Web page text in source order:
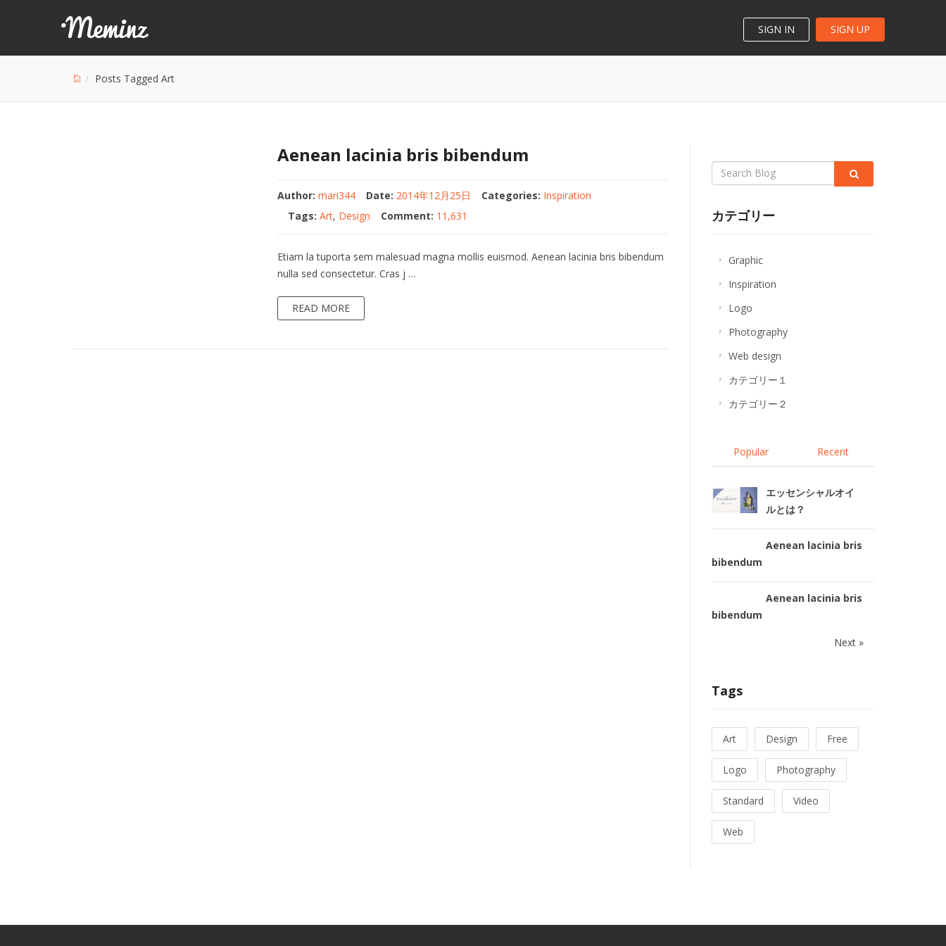
SIGN IN SIGN UP
Posts Tagged Art
Aenean lacinia bris bibendum
Author: mari344 Date: 2014年12月25日 Categories: Inspiration
Tags: Art, Design Comment: 11,631
Etiam la tuporta sem malesuad magna mollis euismod. Aenean lacinia bris bibendum
nulla sed consectetur. Cras j …
READ MORE
Search
label
カテゴリー
Graphic
Inspiration
Logo
Photography
Web design
カテゴリー１
カテゴリー２
Popular Recent
エッセンシャルオイ
ルとは？
Aenean lacinia bris
bibendum
Aenean lacinia bris
bibendum
Next »
Tags
Art Design Free
Logo Photography
Standard Video
Web